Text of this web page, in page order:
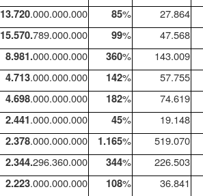
13.720.000.000.000 85% 27.864
15.570.789.000.000 99% 47.568
8.981.000.000.000 360% 143.009
4.713.000.000.000 142% 57.755
4.698.000.000.000 182% 74.619
2.441.000.000.000 45% 19.148
2.378.000.000.000 1.165% 519.070
2.344.296.360.000 344% 226.503
2.223.000.000.000 108% 36.841